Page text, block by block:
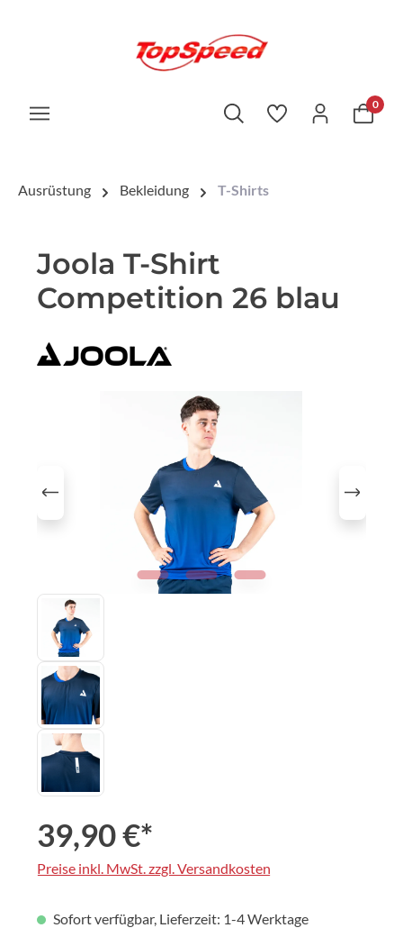
0
Ausrüstung Bekleidung T-Shirts
Joola T-Shirt
Competition 26 blau
Bildergalerie überspringen
39,90 €*
Preise inkl. MwSt. zzgl. Versandkosten
Sofort verfügbar, Lieferzeit: 1-4 Werktage